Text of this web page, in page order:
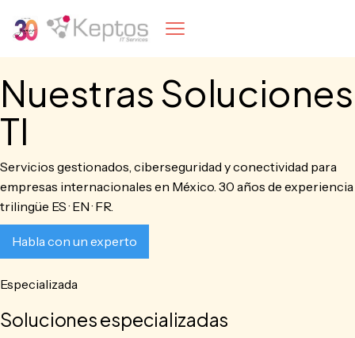
Nuestras Soluciones
TI
Servicios gestionados, ciberseguridad y conectividad para
empresas internacionales en México. 30 años de experiencia
trilingüe ES · EN · FR.
Habla con un experto
Especializada
Soluciones especializadas